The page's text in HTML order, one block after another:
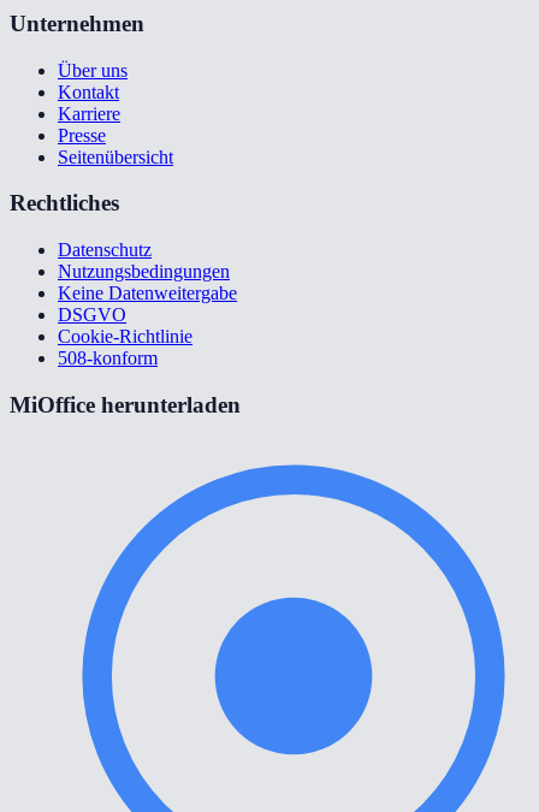
Unternehmen
Über uns
Kontakt
Karriere
Presse
Seitenübersicht
Rechtliches
Datenschutz
Nutzungsbedingungen
Keine Datenweitergabe
DSGVO
Cookie-Richtlinie
508-konform
MiOffice herunterladen